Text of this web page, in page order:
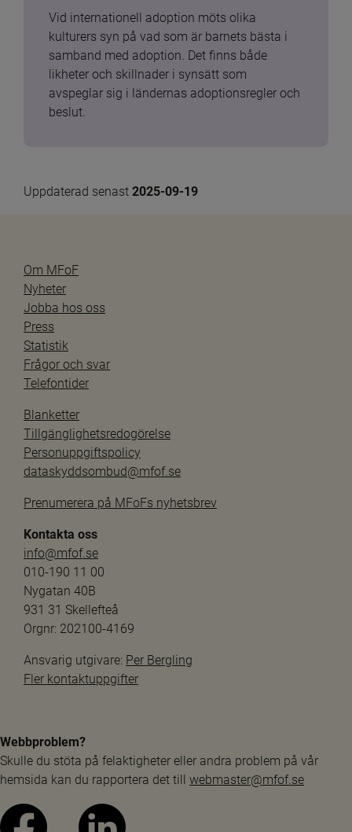
Vid internationell adoption möts olika
kulturers syn på vad som är barnets bästa i
samband med adoption. Det finns både
likheter och skillnader i synsätt som
avspeglar sig i ländernas adoptionsregler och
beslut.
Uppdaterad senast 2025-09-19
Om MFoF
Nyheter
Jobba hos oss
Press
Statistik
Frågor och svar
Telefontider
Blanketter
Tillgänglighetsredogörelse
Personuppgiftspolicy
dataskyddsombud@mfof.se
Prenumerera på MFoFs nyhetsbrev
Kontakta oss
info@mfof.se
010-190 11 00
Nygatan 40B
931 31 Skellefteå
Orgnr: 202100-4169
Ansvarig utgivare: Per Bergling
Fler kontaktuppgifter
Webbproblem?
Skulle du stöta på felaktigheter eller andra problem på vår
hemsida kan du rapportera det till webmaster@mfof.se